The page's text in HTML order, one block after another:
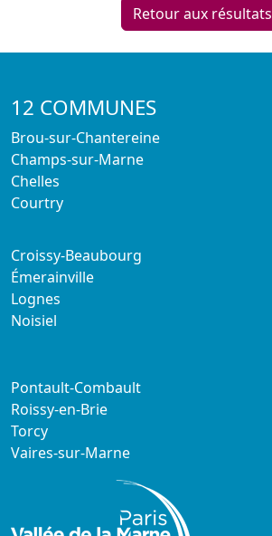
Retour aux résultats
12 COMMUNES
Brou-sur-Chantereine
Champs-sur-Marne
Chelles
Courtry
Croissy-Beaubourg
Émerainville
Lognes
Noisiel
Pontault-Combault
Roissy-en-Brie
Torcy
Vaires-sur-Marne